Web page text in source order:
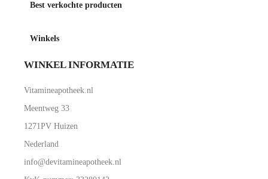
Best verkochte producten
Winkels
WINKEL INFORMATIE
Vitamineapotheek.nl
Meentweg 33
1271PV Huizen
Nederland
info@devitamineapotheek.nl